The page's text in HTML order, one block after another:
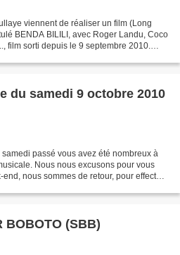
viennent de réaliser un film (Long
BENDA BILILI, avec Roger Landu, Coco
film sorti depuis le 9 septembre 2010.
du samedi 9 octobre 2010
passé vous avez été nombreux à
Nous nous excusons pour vous
nous sommes de retour, pour effectuer
BOBOTO (SBB)